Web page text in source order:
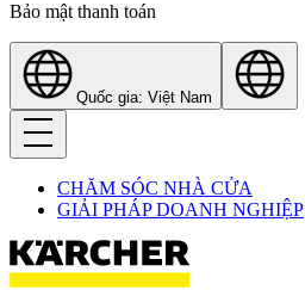
Bảo mật thanh toán
Quốc gia: Việt Nam
CHĂM SÓC NHÀ CỬA
GIẢI PHÁP DOANH NGHIỆP